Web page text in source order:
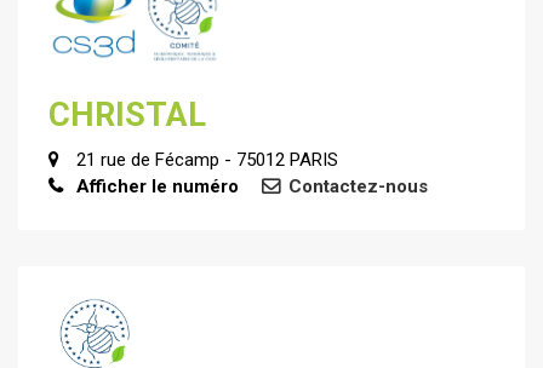
CHRISTAL
21 rue de Fécamp - 75012 PARIS
Afficher le numéro
Contactez-nous